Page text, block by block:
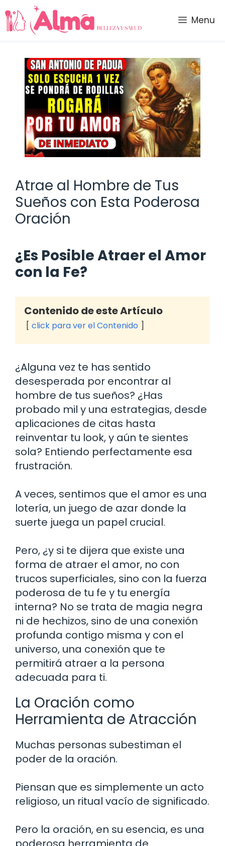
Saltar
al
contenido
Menu
Atrae al Hombre de Tus
Sueños con Esta Poderosa
Oración
¿Es Posible Atraer el Amor
con la Fe?
Contenido de este Artículo
click para ver el Contenido
¿Alguna vez te has sentido
desesperada por encontrar al
hombre de tus sueños? ¿Has
probado mil y una estrategias, desde
aplicaciones de citas hasta
reinventar tu look, y aún te sientes
sola? Entiendo perfectamente esa
frustración.
A veces, sentimos que el amor es una
lotería, un juego de azar donde la
suerte juega un papel crucial.
Pero, ¿y si te dijera que existe una
forma de atraer el amor, no con
trucos superficiales, sino con la fuerza
poderosa de tu fe y tu energía
interna? No se trata de magia negra
ni de hechizos, sino de una conexión
profunda contigo misma y con el
universo, una conexión que te
permitirá atraer a la persona
adecuada para ti.
La Oración como
Herramienta de Atracción
Muchas personas subestiman el
poder de la oración.
Piensan que es simplemente un acto
religioso, un ritual vacío de significado.
Pero la oración, en su esencia, es una